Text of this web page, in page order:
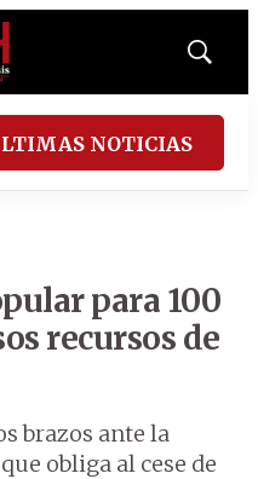
Mostrar
NOTICIAS
para 100
recursos de
brazos ante la
obliga al cese de